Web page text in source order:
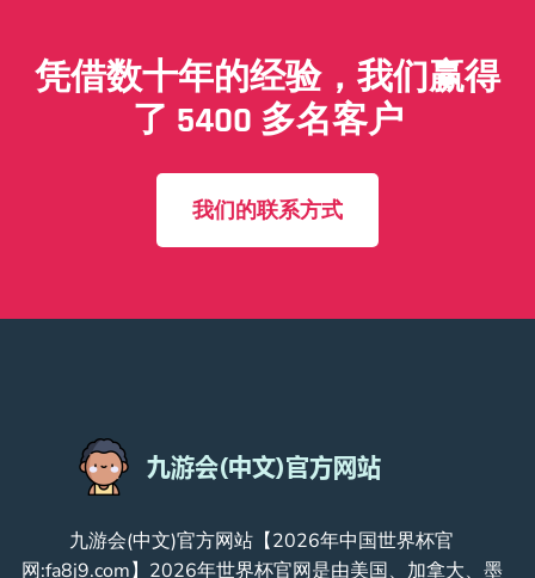
凭借数十年的经验，我们赢得
了 5400 多名客户
我们的联系方式
九游会(中文)官方网站【2026年中国世界杯官
网:fa8j9.com】2026年世界杯官网是由美国、加拿大、墨